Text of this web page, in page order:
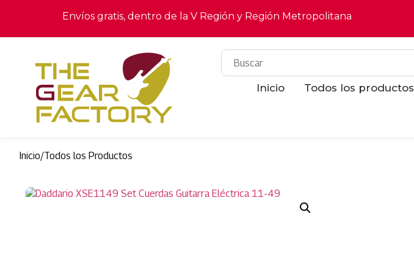
Envíos gratis, dentro de la V Región y Región Metropolitana
Inicio Todos los productos
Inicio/Todos los Productos